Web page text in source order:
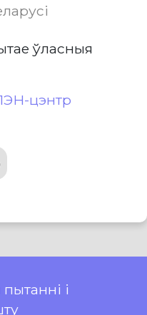
ўласныя
цэнтр
і